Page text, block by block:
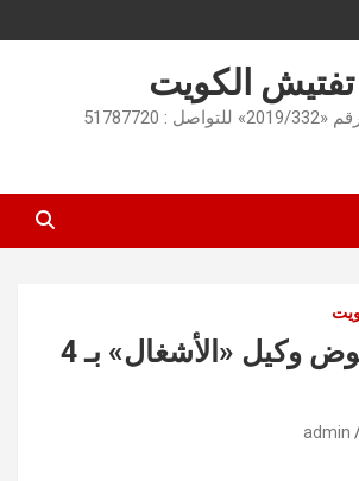
تفتيش الكويت
51787720
المشعان تفوض وكيل «الأشغال» بـ 4
admin